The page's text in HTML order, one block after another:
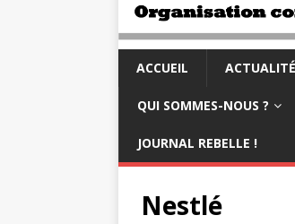
ACCUEIL
QUI SOMMES-NOUS ?
JOURNAL REBELLE !
Nestlé